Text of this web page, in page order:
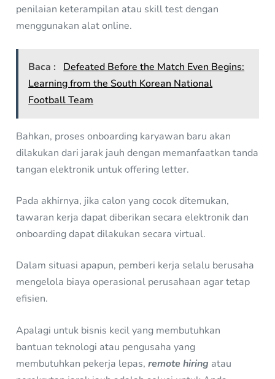
penilaian keterampilan atau skill test dengan
menggunakan alat online.
Baca :
Defeated Before the Match Even Begins:
Learning from the South Korean National
Football Team
Bahkan, proses onboarding karyawan baru akan
dilakukan dari jarak jauh dengan memanfaatkan tanda
tangan elektronik untuk offering letter.
Pada akhirnya, jika calon yang cocok ditemukan,
tawaran kerja dapat diberikan secara elektronik dan
onboarding dapat dilakukan secara virtual.
Dalam situasi apapun, pemberi kerja selalu berusaha
mengelola biaya operasional perusahaan agar tetap
efisien.
Apalagi untuk bisnis kecil yang membutuhkan
bantuan teknologi atau pengusaha yang
membutuhkan pekerja lepas,remote hiring atau